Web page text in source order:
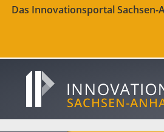
Das Innovationsportal